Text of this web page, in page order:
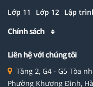
Lớp 11 Lớp 12 Lập
Chính sách
Liên hệ với chúng tôi
Tầng 2, G4 - G5 Tòa
Phường Khương Đình,